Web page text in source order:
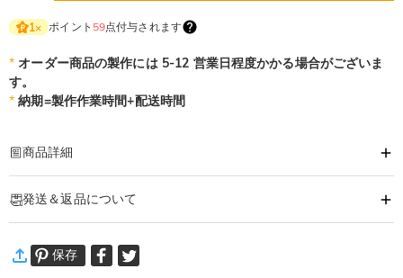
1× ポイント 59点付与されます
* オーダー商品の製作には 5-12 営業日程度かかる場合がございま
す。
* 納期=製作作業時間+配送時間
商品詳細
イニシャル、お名前や好きな言葉、写真などを刺繍入れてハーフジップスウェ
ットが作れます。
カジュアル感溢れる程良いゆとりのサイズ感で、コーデに取り入れやす一枚で
す。
発送＆返品について
万一、ご注文商品にご満足いただけない場合は、商品が到着後60日
保存